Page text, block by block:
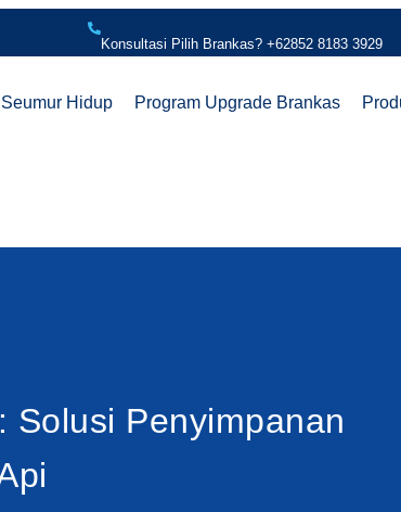
Konsultasi Pilih Brankas? +62852 8183 3929
Hidup Program Upgrade Brankas
Solusi Penyimpanan